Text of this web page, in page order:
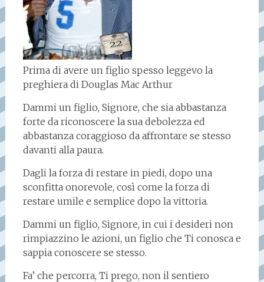
Prima di avere un figlio spesso leggevo la
preghiera di Douglas Mac Arthur
Dammi un figlio, Signore, che sia abbastanza
forte da riconoscere la sua debolezza ed
abbastanza coraggioso da affrontare se stesso
davanti alla paura.
Dagli la forza di restare in piedi, dopo una
sconfitta onorevole, così come la forza di
restare umile e semplice dopo la vittoria.
Dammi un figlio, Signore, in cui i desideri non
rimpiazzino le azioni, un figlio che Ti conosca e
sappia conoscere se stesso.
Fa’ che percorra, Ti prego, non il sentiero